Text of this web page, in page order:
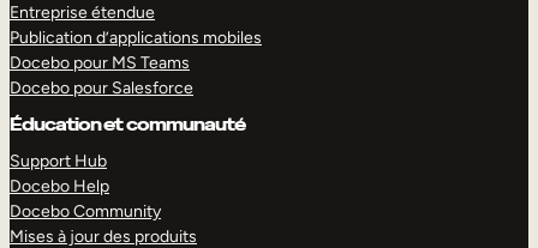
Entreprise étendue
Publication d’applications mobiles
Docebo pour MS Teams
Docebo pour Salesforce
Éducation et communauté
Support Hub
Docebo Help
Docebo Community
Mises à jour des produits